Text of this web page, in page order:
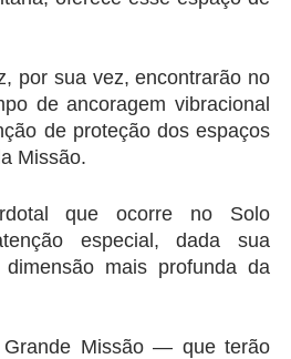
por sua vez, encontrarão no
de ancoragem vibracional
de proteção dos espaços
Missão.
que ocorre no Solo
especial, dada sua
mais profunda da
Grande Missão — que terão